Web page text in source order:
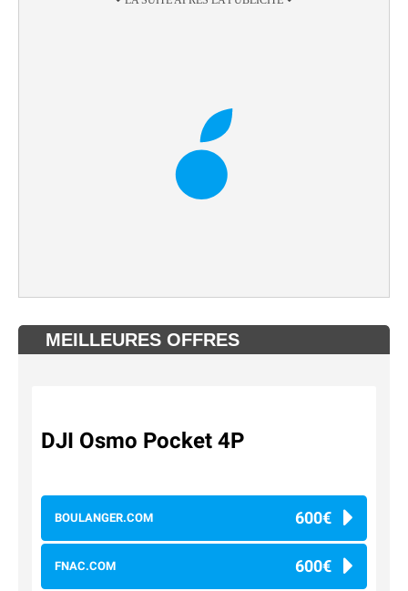
MEILLEURES OFFRES
DJI Osmo Pocket 4P
BOULANGER.COM 600€
FNAC.COM 600€